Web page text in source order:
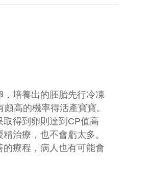
培養出的胚胎先行冷凍
高的機率得活產寶寶。
得到卵則達到CP值高
治療，也不會虧太多。
療程，病人也有可能會